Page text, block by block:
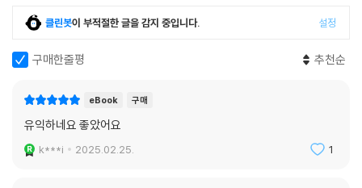
조화 이론을 계승하면서도 더 정교하게 다듬어진 여러 연계 연구를 가능하
게 만들었다.
저자는 흔들다리 위에서는 왜 마음도 흔들리는지, 긍정적인 말은 어떻게
는 것이 적을수록 왜 사람은 비판적으로 변하는지 등, 우리가 일상적으로
행동하면서도 그 이유를 알 수 없었던 심리적 원인을 심리학 초창기의 심
리 실험 16가지를 통해 친절하게 정리해준다. 심리학에 대한 무한한 애정
클린봇이 부적절한 글을 감지 중입니다. 설정
구매한줄평 추천순
eBook 구매
유익하네요 좋았어요
k***i 2025.02.25. 1